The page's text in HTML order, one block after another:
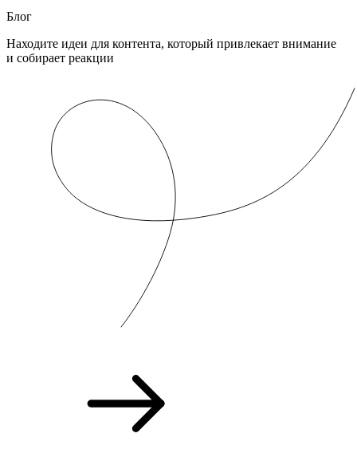
Блог
Находите идеи для контента, который привлекает внимание
и собирает реакции